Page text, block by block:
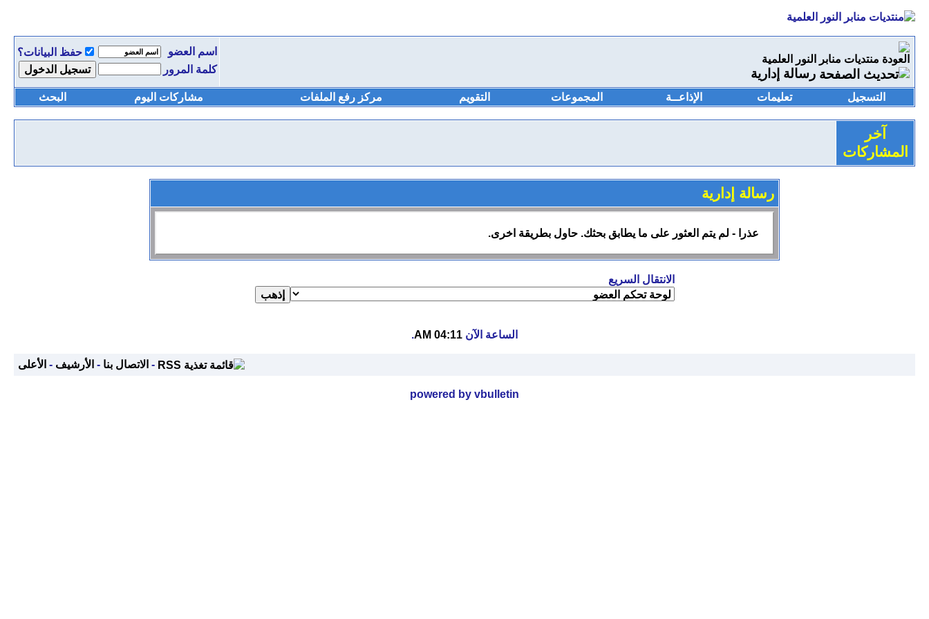
منتديات منابر النور العلمية
رسالة إدارية
اسم العضو
حفظ البيانات؟
كلمة المرور
التسجيل تعليمات الإذاعــة المجموعات التقويم مركز رفع الملفات مشاركات اليوم البحث
آخر
المشاركات
رسالة إدارية
عذرا - لم يتم العثور على ما يطابق بحثك. حاول بطريقة اخرى.
الانتقال السريع
الساعة الآن 04:11 AM
.
- الاتصال بنا - الأرشيف - الأعلى
powered by vbulletin